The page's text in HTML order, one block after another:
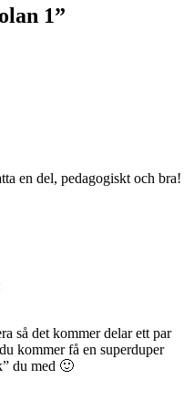
1”
en del, pedagogiskt och bra!
så det kommer delar ett par
kommer få en superduper
du med 🙂